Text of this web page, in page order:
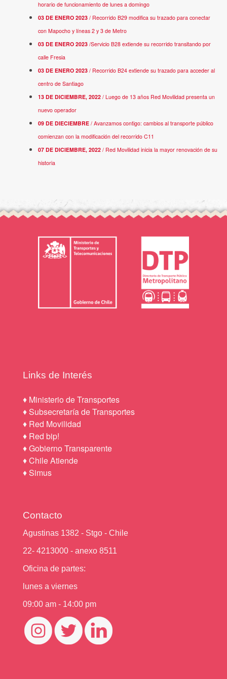
horario de funcionamiento de lunes a domingo
03 DE ENERO 2023 / Recorrido B29 modifica su trazado para conectar
con Mapocho y líneas 2 y 3 de Metro
03 DE ENERO 2023 /Servicio B28 extiende su recorrido transitando por
calle Fresia
03 DE ENERO 2023 / Recorrido B24 extiende su trazado para acceder al
centro de Santiago
13 DE DICIEMBRE, 2022 / Luego de 13 años Red Movilidad presenta un
nuevo operador
09 DE DIECIEMBRE / Avanzamos contigo: cambios al transporte público
comienzan con la modificación del recorrido C11
07 DE DICIEMBRE, 2022 / Red Movilidad inicia la mayor renovación de su
historia
Links de Interés
♦ Ministerio de Transportes
♦ Subsecretaría de Transportes
♦ Red Movilidad
♦ Red bip!
♦Gobierno Transparente
♦Chile Atiende
♦ Simus
Contacto
Agustinas 1382 - Stgo - Chile
22- 4213000 - anexo 8511
Oficina de partes:
lunes a viernes
09:00 am - 14:00 pm